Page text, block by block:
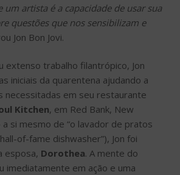
um artista é a capacidade de usar sua
questões que nos sensibilizam e
Jon Bon Jovi.
extenso trabalho filantrópico, Jon
iniciais da quarentena ajudando a
necessitadas em seu restaurante
Kitchen, em Red Bank, New
a si mesmo de “o lavador de pratos
of-fame dishwasher”), Jon foi
esposa, Dorothea. A mente do
imediatamente em ação e uma